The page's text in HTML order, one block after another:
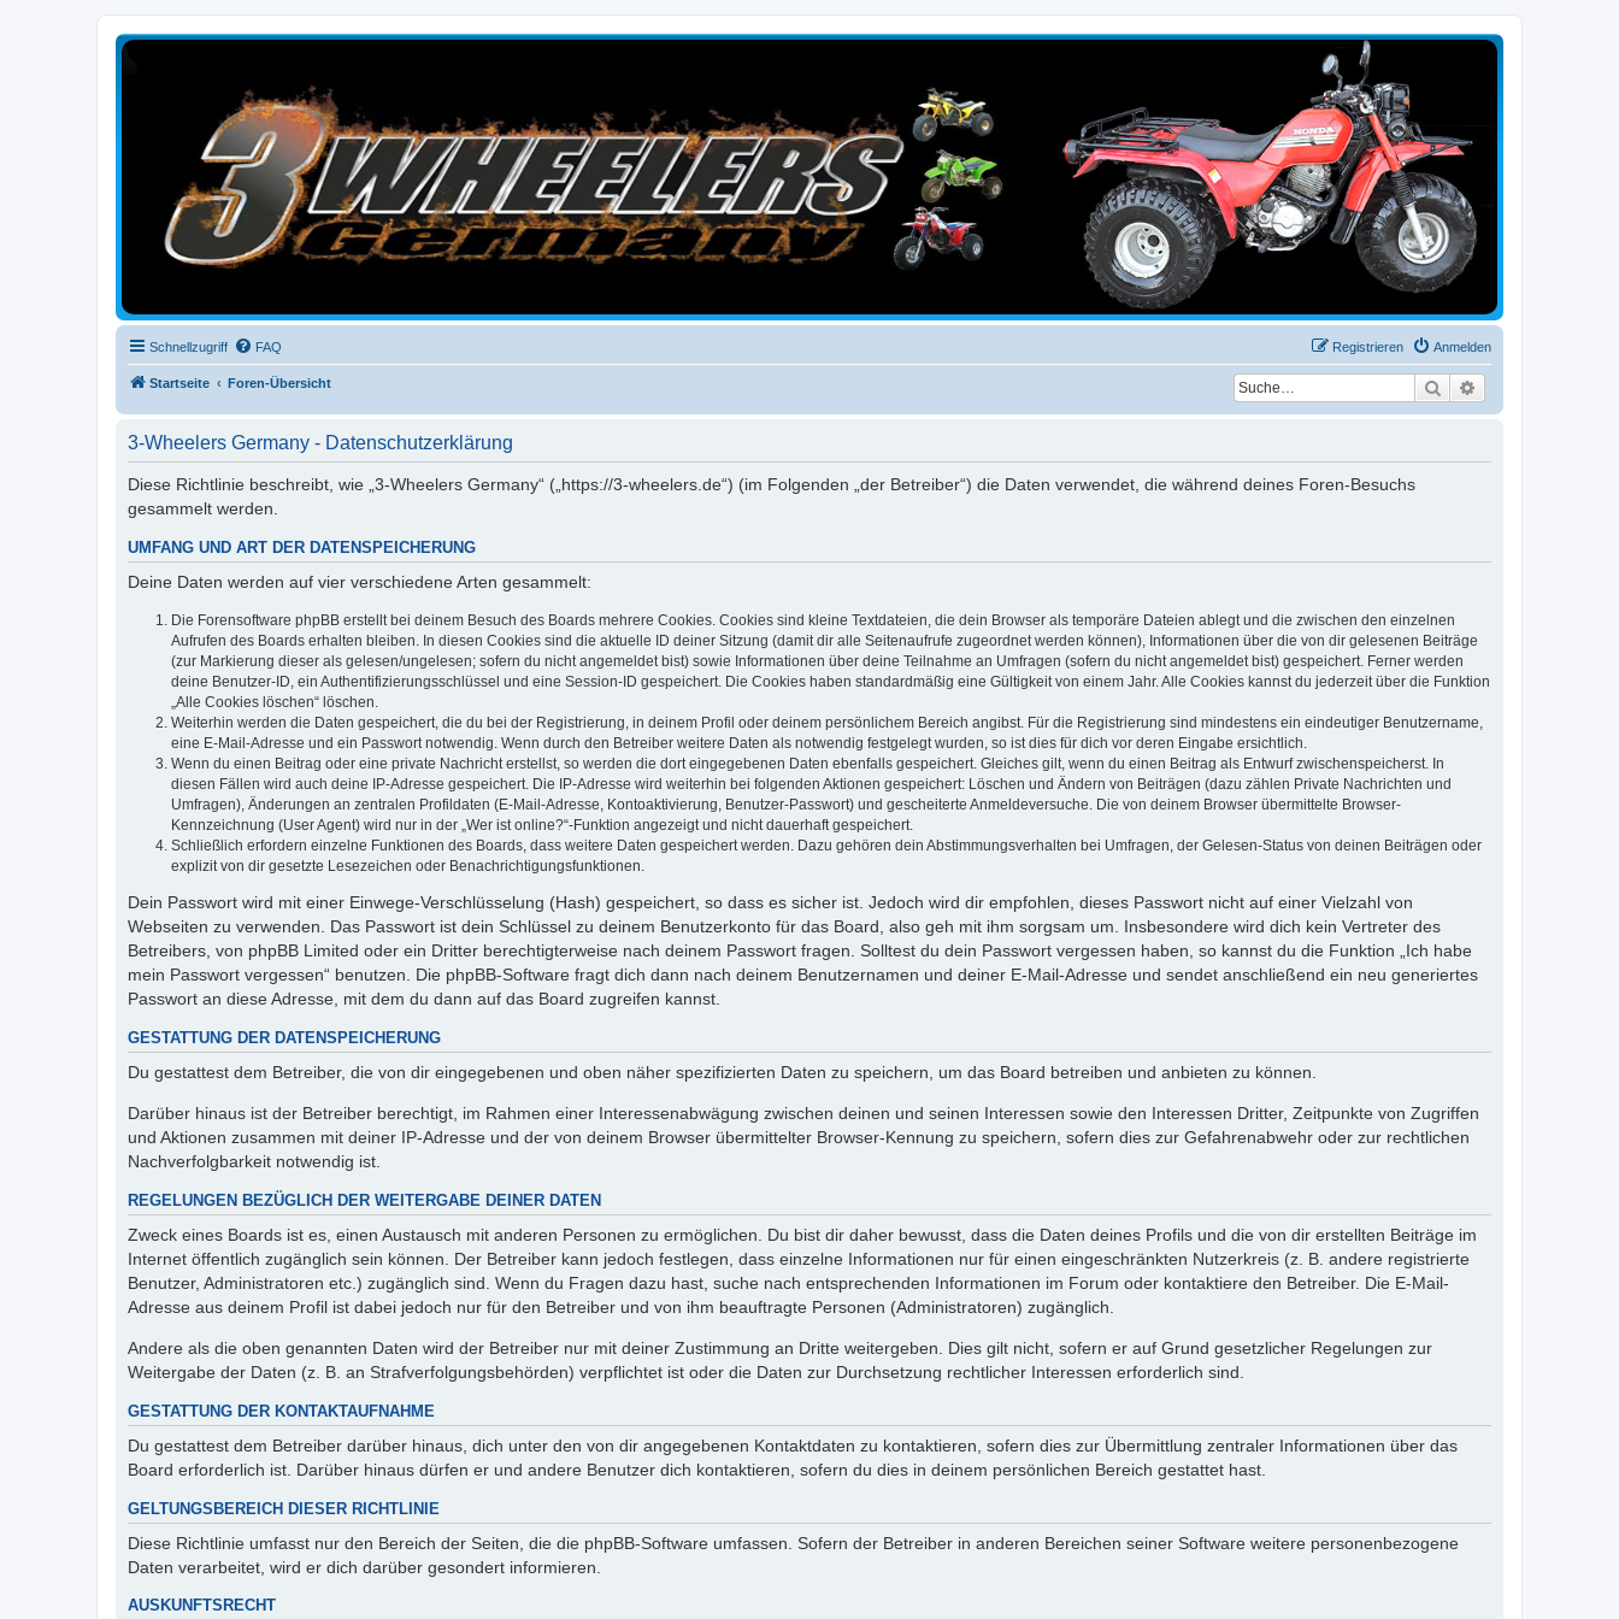
Honda, Yamaha, Kawasaki Trike
Schnellzugriff FAQ Anmelden
Registrieren
Startseite Foren-Übersicht Suche
3-Wheelers Germany - Datenschutzerklärung
Diese Richtlinie beschreibt, wie „3-Wheelers Germany“ („https://3-wheelers.de“) (im Folgenden „der Betreiber“) die Daten verwendet, die während deines Foren-Besuchs
gesammelt werden.
UMFANG UND ART DER DATENSPEICHERUNG
Deine Daten werden auf vier verschiedene Arten gesammelt:
Die Forensoftware phpBB erstellt bei deinem Besuch des Boards mehrere Cookies. Cookies sind kleine Textdateien, die dein Browser als temporäre Dateien ablegt und die zwischen den einzelnen
Aufrufen des Boards erhalten bleiben. In diesen Cookies sind die aktuelle ID deiner Sitzung (damit dir alle Seitenaufrufe zugeordnet werden können), Informationen über die von dir gelesenen Beiträge
(zur Markierung dieser als gelesen/ungelesen; sofern du nicht angemeldet bist) sowie Informationen über deine Teilnahme an Umfragen (sofern du nicht angemeldet bist) gespeichert. Ferner werden
deine Benutzer-ID, ein Authentifizierungsschlüssel und eine Session-ID gespeichert. Die Cookies haben standardmäßig eine Gültigkeit von einem Jahr. Alle Cookies kannst du jederzeit über die Funktion
„Alle Cookies löschen“ löschen.
Weiterhin werden die Daten gespeichert, die du bei der Registrierung, in deinem Profil oder deinem persönlichem Bereich angibst. Für die Registrierung sind mindestens ein eindeutiger Benutzername,
eine E-Mail-Adresse und ein Passwort notwendig. Wenn durch den Betreiber weitere Daten als notwendig festgelegt wurden, so ist dies für dich vor deren Eingabe ersichtlich.
Wenn du einen Beitrag oder eine private Nachricht erstellst, so werden die dort eingegebenen Daten ebenfalls gespeichert. Gleiches gilt, wenn du einen Beitrag als Entwurf zwischenspeicherst. In
diesen Fällen wird auch deine IP-Adresse gespeichert. Die IP-Adresse wird weiterhin bei folgenden Aktionen gespeichert: Löschen und Ändern von Beiträgen (dazu zählen Private Nachrichten und
Umfragen), Änderungen an zentralen Profildaten (E-Mail-Adresse, Kontoaktivierung, Benutzer-Passwort) und gescheiterte Anmeldeversuche. Die von deinem Browser übermittelte Browser-
Kennzeichnung (User Agent) wird nur in der „Wer ist online?“-Funktion angezeigt und nicht dauerhaft gespeichert.
Schließlich erfordern einzelne Funktionen des Boards, dass weitere Daten gespeichert werden. Dazu gehören dein Abstimmungsverhalten bei Umfragen, der Gelesen-Status von deinen Beiträgen oder
explizit von dir gesetzte Lesezeichen oder Benachrichtigungsfunktionen.
Dein Passwort wird mit einer Einwege-Verschlüsselung (Hash) gespeichert, so dass es sicher ist. Jedoch wird dir empfohlen, dieses Passwort nicht auf einer Vielzahl von
Webseiten zu verwenden. Das Passwort ist dein Schlüssel zu deinem Benutzerkonto für das Board, also geh mit ihm sorgsam um. Insbesondere wird dich kein Vertreter des
Betreibers, von phpBB Limited oder ein Dritter berechtigterweise nach deinem Passwort fragen. Solltest du dein Passwort vergessen haben, so kannst du die Funktion „Ich habe
mein Passwort vergessen“ benutzen. Die phpBB-Software fragt dich dann nach deinem Benutzernamen und deiner E-Mail-Adresse und sendet anschließend ein neu generiertes
Passwort an diese Adresse, mit dem du dann auf das Board zugreifen kannst.
GESTATTUNG DER DATENSPEICHERUNG
Du gestattest dem Betreiber, die von dir eingegebenen und oben näher spezifizierten Daten zu speichern, um das Board betreiben und anbieten zu können.
Darüber hinaus ist der Betreiber berechtigt, im Rahmen einer Interessenabwägung zwischen deinen und seinen Interessen sowie den Interessen Dritter, Zeitpunkte von Zugriffen
und Aktionen zusammen mit deiner IP-Adresse und der von deinem Browser übermittelter Browser-Kennung zu speichern, sofern dies zur Gefahrenabwehr oder zur rechtlichen
Nachverfolgbarkeit notwendig ist.
REGELUNGEN BEZÜGLICH DER WEITERGABE DEINER DATEN
Zweck eines Boards ist es, einen Austausch mit anderen Personen zu ermöglichen. Du bist dir daher bewusst, dass die Daten deines Profils und die von dir erstellten Beiträge im
Internet öffentlich zugänglich sein können. Der Betreiber kann jedoch festlegen, dass einzelne Informationen nur für einen eingeschränkten Nutzerkreis (z. B. andere registrierte
Benutzer, Administratoren etc.) zugänglich sind. Wenn du Fragen dazu hast, suche nach entsprechenden Informationen im Forum oder kontaktiere den Betreiber. Die E-Mail-
Adresse aus deinem Profil ist dabei jedoch nur für den Betreiber und von ihm beauftragte Personen (Administratoren) zugänglich.
Andere als die oben genannten Daten wird der Betreiber nur mit deiner Zustimmung an Dritte weitergeben. Dies gilt nicht, sofern er auf Grund gesetzlicher Regelungen zur
Weitergabe der Daten (z. B. an Strafverfolgungsbehörden) verpflichtet ist oder die Daten zur Durchsetzung rechtlicher Interessen erforderlich sind.
GESTATTUNG DER KONTAKTAUFNAHME
Du gestattest dem Betreiber darüber hinaus, dich unter den von dir angegebenen Kontaktdaten zu kontaktieren, sofern dies zur Übermittlung zentraler Informationen über das
Board erforderlich ist. Darüber hinaus dürfen er und andere Benutzer dich kontaktieren, sofern du dies in deinem persönlichen Bereich gestattet hast.
GELTUNGSBEREICH DIESER RICHTLINIE
Diese Richtlinie umfasst nur den Bereich der Seiten, die die phpBB-Software umfassen. Sofern der Betreiber in anderen Bereichen seiner Software weitere personenbezogene
Daten verarbeitet, wird er dich darüber gesondert informieren.
AUSKUNFTSRECHT